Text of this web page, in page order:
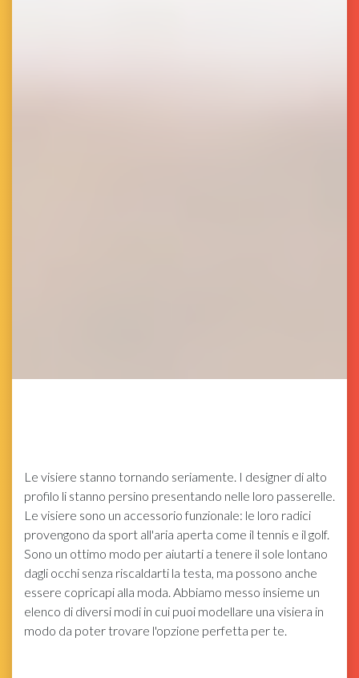
Le visiere stanno tornando seriamente. I designer di alto
profilo li stanno persino presentando nelle loro passerelle.
Le visiere sono un accessorio funzionale: le loro radici
provengono da sport all'aria aperta come il tennis e il golf.
Sono un ottimo modo per aiutarti a tenere il sole lontano
dagli occhi senza riscaldarti la testa, ma possono anche
essere copricapi alla moda. Abbiamo messo insieme un
elenco di diversi modi in cui puoi modellare una visiera in
modo da poter trovare l'opzione perfetta per te.